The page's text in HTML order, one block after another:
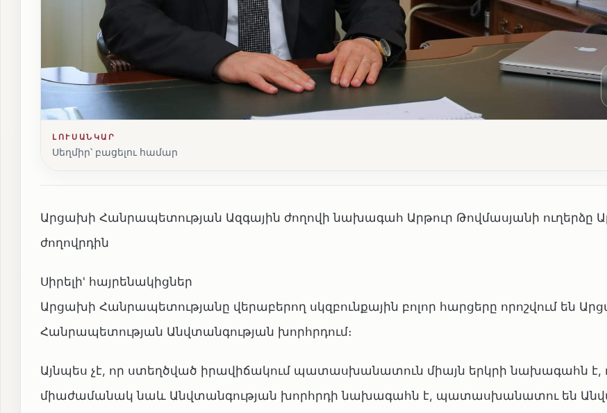
ԼՈՒՍԱՆԿԱՐ
Սեղմիր՝ բացելու համար
Արցախի Հանրապետության Ազգային ժողովի նախագահ Արթուր Թովմասյանի ուղերձը
ժողովրդին
Սիրելի' հայրենակիցներ
Արցախի Հանրապետությանը վերաբերող սկզբունքային բոլոր հարցերը որոշվում են
Հանրապետության Անվտանգության խորհրդում։
Այնպես չէ, որ ստեղծված իրավիճակում պատասխանատուն միայն երկրի նախագահն է,
միաժամանակ նաև Անվտանգության խորհրդի նախագահն է, պատասխանատու են